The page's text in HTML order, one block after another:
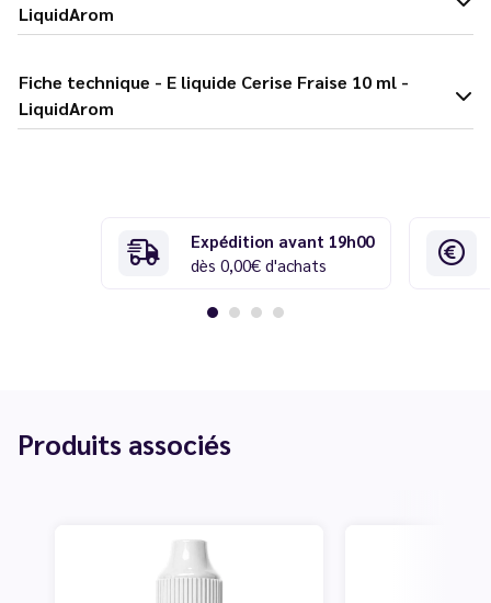
LiquidArom
Fiche technique - E liquide Cerise Fraise 10 ml -
LiquidArom
Expédition avant 19h00
dès 0,00€ d'achats
Produits associés